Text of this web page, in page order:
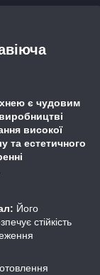
є чудовим
високої
та естетичного
Його
стійкість